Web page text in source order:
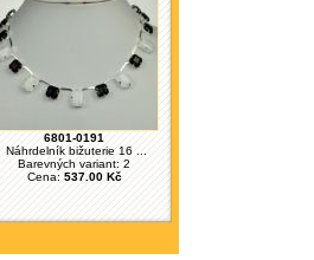
6801-0191
Náhrdelník bižuterie 16 ...
Barevných variant: 2
Cena:537.00 Kč